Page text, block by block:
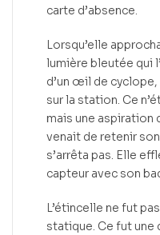
carte d’absence.
Lorsqu’elle
lumière bleutée qui
d’un œil de
sur la station. Ce
mais une aspiration
venait de retenir
s’arrêta pas. Elle
capteur avec son
L’étincelle ne fut
statique. Ce fut une